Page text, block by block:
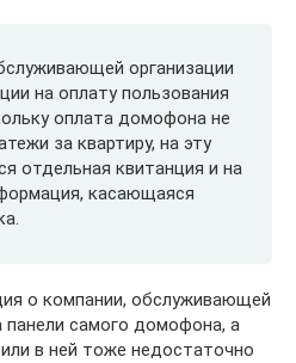
организации
на оплату пользования
оплата домофона не
за квартиру, на эту
отдельная квитанция и на
касающаяся
о компании, обслуживающей
самого домофона, а
в ней тоже недостаточно